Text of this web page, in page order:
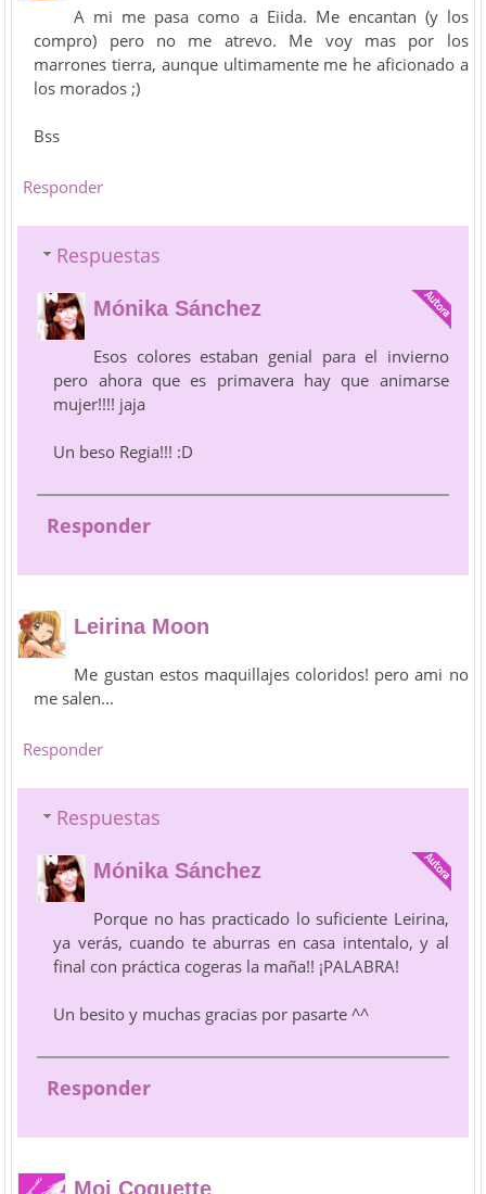
A mi me pasa como a Eiida. Me encantan (y los
compro) pero no me atrevo. Me voy mas por los
marrones tierra, aunque ultimamente me he aficionado a
los morados ;)
Bss
Responder
Respuestas
Mónika Sánchez
Esos colores estaban genial para el invierno
pero ahora que es primavera hay que animarse
mujer!!!! jaja
Un beso Regia!!! :D
Responder
Leirina Moon
Me gustan estos maquillajes coloridos! pero ami no
me salen...
Responder
Respuestas
Mónika Sánchez
Porque no has practicado lo suficiente Leirina,
ya verás, cuando te aburras en casa intentalo, y al
final con práctica cogeras la maña!! ¡PALABRA!
Un besito y muchas gracias por pasarte ^^
Responder
Moi Coquette